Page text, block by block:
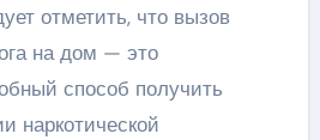
отметить, что вызов
на дом — это
способ получить
наркотической